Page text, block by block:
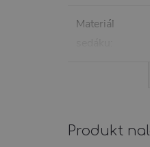
Materiál
Produkt